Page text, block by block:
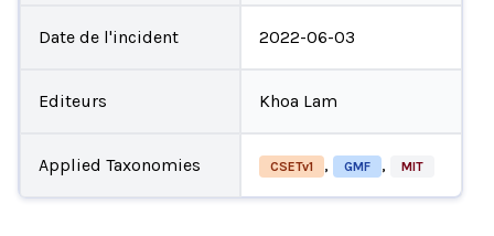
Date de l'incident 2022-06-03
Editeurs Khoa Lam
Applied Taxonomies CSETv1 , GMF , MIT